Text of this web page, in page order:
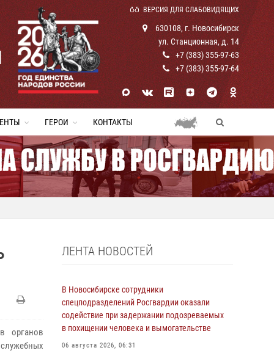
ВЕРСИЯ ДЛЯ СЛАБОВИДЯЩИХ
630108, г. Новосибирск
ул. Станционная, д. 14
+7 (383) 355-97-63
+7 (383) 355-97-64
ГЕРОИ КОНТАКТЫ
органов
ЛЕНТА НОВОСТЕЙ
В Новосибирске сотрудники
спецподразделений Росгвардии оказали
содействие при задержании подозреваемых
в похищении человека и вымогательстве
06 августа 2026, 06:31